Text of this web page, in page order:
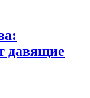
давящие